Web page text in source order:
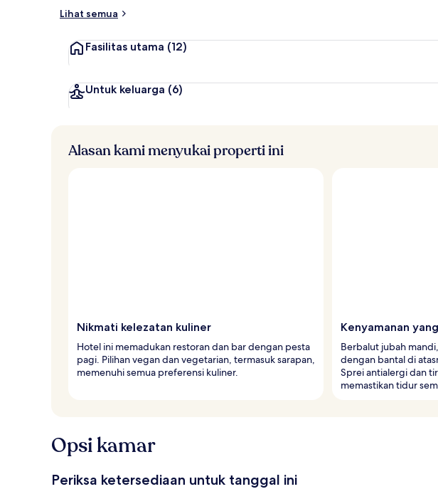
Lihat semua
Fasilitas utama (12)
Untuk keluarga (6)
Alasan kami menyukai properti ini
Nikmati kelezatan kuliner
Hotel ini memadukan restoran dan bar dengan pesta
pagi. Pilihan vegan dan vegetarian, termasuk sarapan,
memenuhi semua preferensi kuliner.
Kenyamanan
Berbalut jubah
dengan bantal di
Sprei antialergi dan
memastikan tidur
Opsi kamar
Periksa ketersediaan untuk tanggal ini